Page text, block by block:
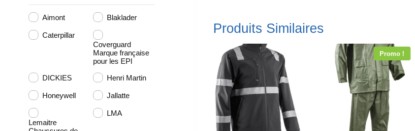
Produits Similaires
Promo !
Aimont Blaklader
Caterpillar
Coverguard
Marque française
pour les EPI
DICKIES
Henri Martin
Honeywell Jallatte
Lemaitre
LMA